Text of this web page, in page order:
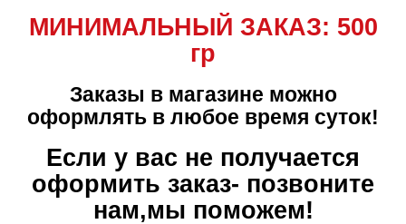
МИНИМАЛЬНЫЙ ЗАКАЗ: 500
гр
Заказы в магазине можно
оформлять в любое время суток!
Если у вас не получается
оформить заказ- позвоните
нам,мы поможем!